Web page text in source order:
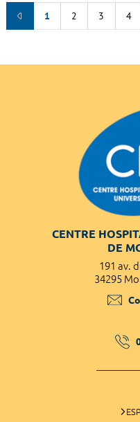
1 2 3 4
CENTRE
DE
191 av.
34295